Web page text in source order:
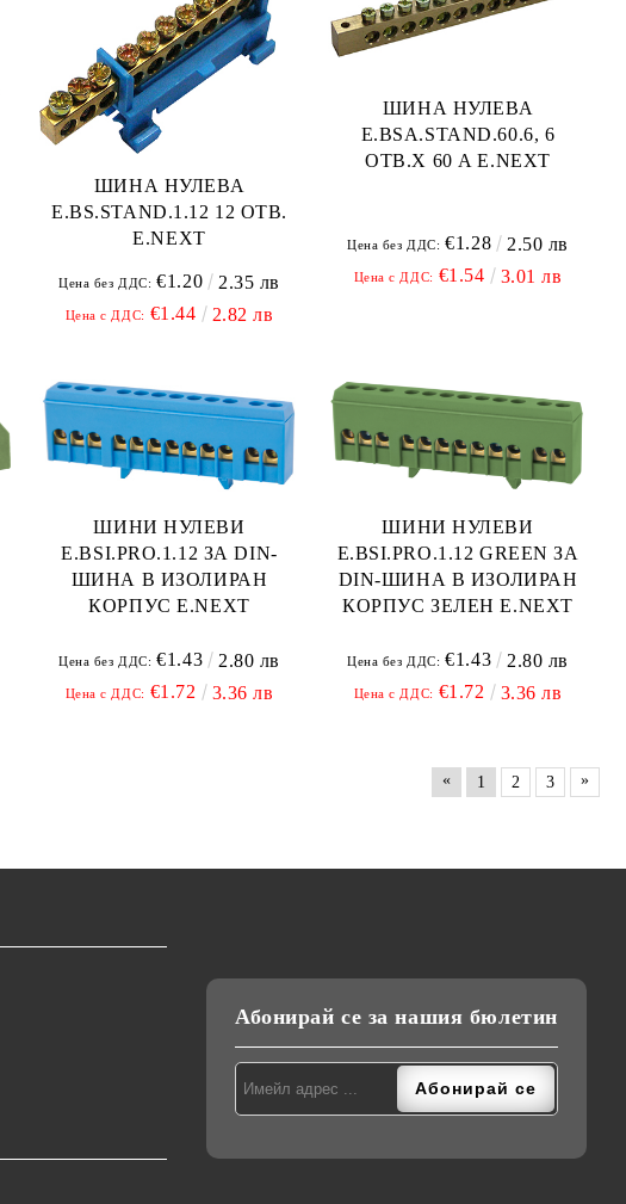
ШИНА НУЛЕВА
E.BS.STAND.1.12 12 ОТВ.
E.NEXT
Цена без ДДС: €1.20 2.35 лв
Цена с ДДС: €1.44 2.82 лв
ШИНА НУЛЕВА
E.BSA.STAND.60.6, 6
ОТВ.Х 60 A E.NEXT
Цена без ДДС: €1.28 2.50 лв
Цена с ДДС: €1.54 3.01 лв
ШИНИ НУЛЕВИ
E.BSI.PRO.1.12 ЗА DIN-
ШИНА В ИЗОЛИРАН
КОРПУС E.NEXT
Цена без ДДС: €1.43 2.80 лв
Цена с ДДС: €1.72 3.36 лв
ШИНИ НУЛЕВИ
E.BSI.PRO.1.12 GREEN ЗА
DIN-ШИНА В ИЗОЛИРАН
КОРПУС ЗЕЛЕН E.NEXT
Цена без ДДС: €1.43 2.80 лв
Цена с ДДС: €1.72 3.36 лв
« 1 2 3 »
Абонирай се за нашия бюлетин